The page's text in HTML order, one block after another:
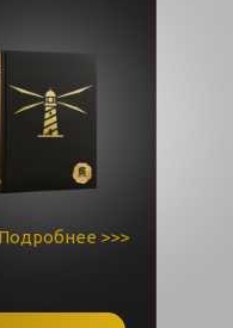
Подробнее >>>